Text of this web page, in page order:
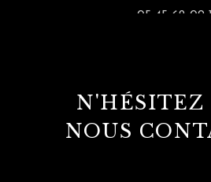
05 45 62 09
N'HÉSITEZ
NOUS